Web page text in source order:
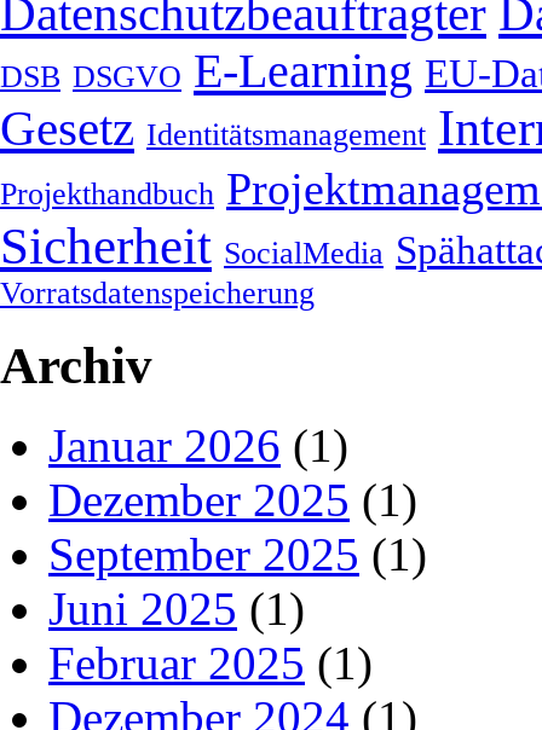
Datenschutzbeauftragter
DSB DSGVO E-Learning EU-
Gesetz Identitätsmanagement
Projekthandbuch
Sicherheit SocialMedia
Vorratsdatenspeicherung
Archiv
Januar 2026 (1)
Dezember 2025 (1)
September 2025 (1)
Juni 2025 (1)
Februar 2025 (1)
Dezember 2024 (1)